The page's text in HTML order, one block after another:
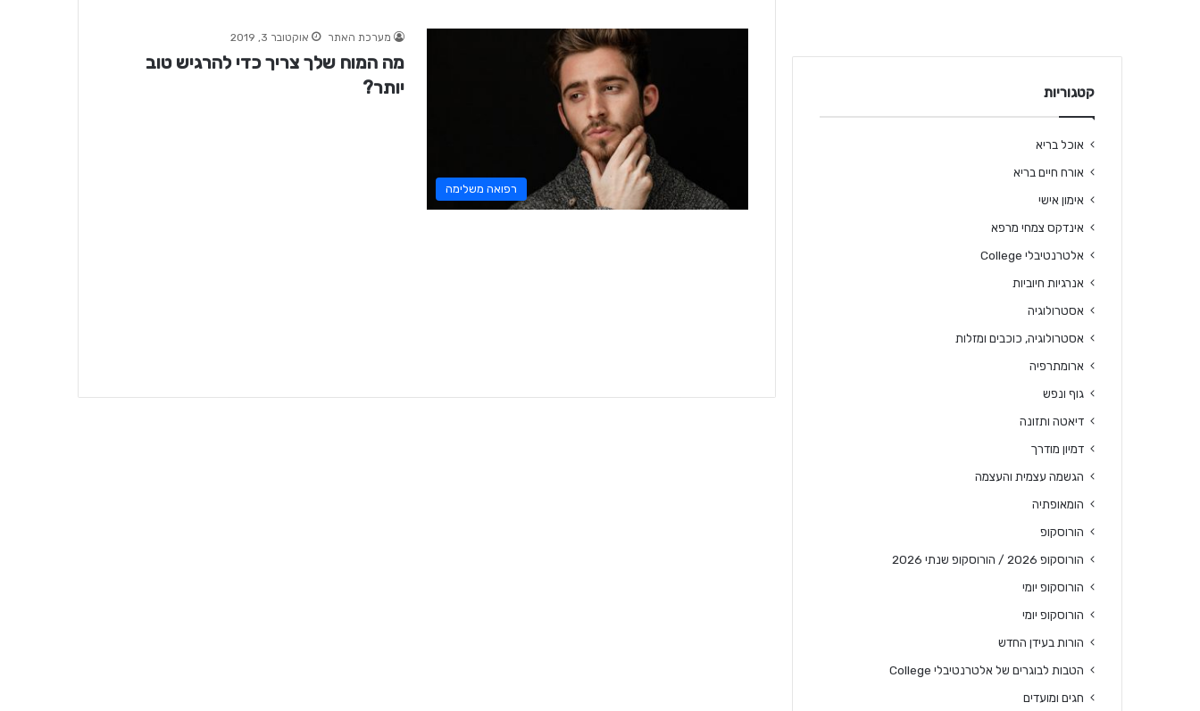
רפואה משלימה
מערכת האתר אוקטובר 3, 2019
מה המוח שלך צריך כדי להרגיש טוב
יותר?
קטגוריות
אוכל בריא
אורח חיים בריא
אימון אישי
אינדקס צמחי מרפא
אלטרנטיבלי College
אנרגיות חיוביות
אסטרולוגיה
אסטרולוגיה, כוכבים ומזלות
ארומתרפיה
גוף ונפש
דיאטה ותזונה
דמיון מודרך
הגשמה עצמית והעצמה
הומאופתיה
הורוסקופ
הורוסקופ 2026 / הורוסקופ שנתי 2026
הורוסקופ יומי
הורוסקופ יומי
הורות בעידן החדש
הטבות לבוגרים של אלטרנטיבלי College
חגים ומועדים